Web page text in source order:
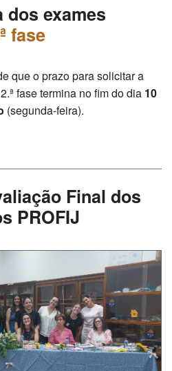
dos exames
fase
que o prazo para solicitar a
fase termina no fim do dia 10
(segunda-feira).
Final dos
PROFIJ